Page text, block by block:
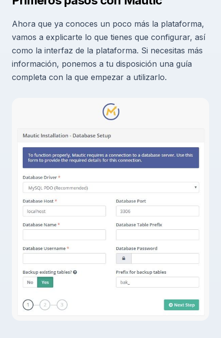
Ahora que ya conoces un poco más la plataforma,
vamos a explicarte lo que tienes que configurar, así
como la interfaz de la plataforma. Si necesitas más
información, ponemos a tu disposición una guía
completa con la que empezar a utilizarlo.